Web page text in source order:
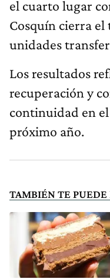
el cuarto lugar
Cosquín cierra el
unidades
Los resultados
recuperación y
continuidad en
próximo año.
TAMBIÉN TE PUEDE